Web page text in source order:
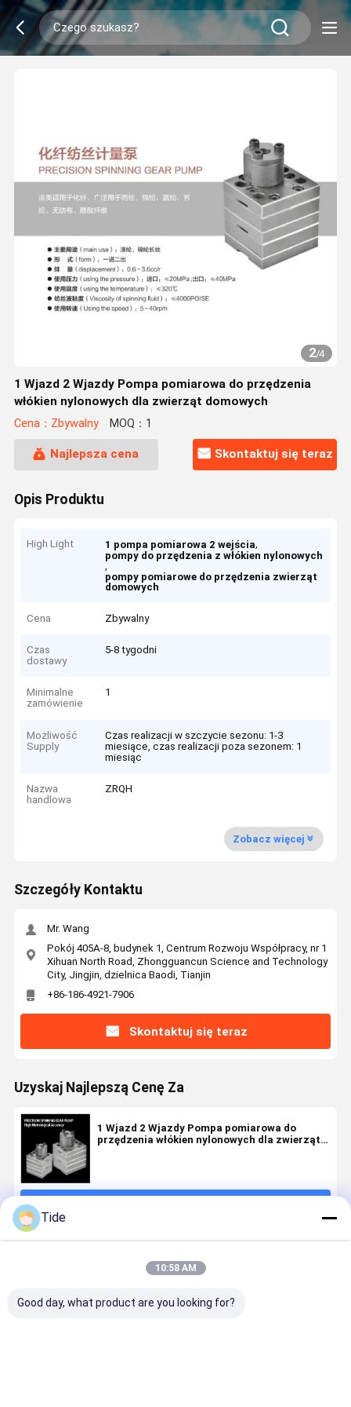
2/4
1 Wjazd 2 Wjazdy Pompa pomiarowa do przędzenia
włókien nylonowych dla zwierząt domowych
Cena：Zbywalny MOQ：1
Najlepsza cena Skontaktuj się teraz
Opis Produktu
High Light 1 pompa pomiarowa 2 wejścia,
pompy do przędzenia z włókien nylonowych
,
pompy pomiarowe do przędzenia zwierząt
domowych
Cena Zbywalny
Czas
dostawy
5-8 tygodni
Minimalne
zamówienie
1
Możliwość
Supply
Czas realizacji w szczycie sezonu: 1-3
miesiące, czas realizacji poza sezonem: 1
miesiąc
Nazwa
handlowa
ZRQH
Zobacz więcej
Szczegóły Kontaktu
Mr. Wang
Pokój 405A-8, budynek 1, Centrum Rozwoju Współpracy, nr 1
Xihuan North Road, Zhongguancun Science and Technology
City, Jingjin, dzielnica Baodi, Tianjin
+86-186-4921-7906
Skontaktuj się teraz
Uzyskaj Najlepszą Cenę Za
1 Wjazd 2 Wjazdy Pompa pomiarowa do
przędzenia włókien nylonowych dla zwierząt
Tide
10:58 AM
Good day, what product are you looking for?